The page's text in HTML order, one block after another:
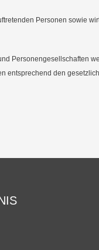
Personen sowie
Personengesellschaften
entsprechend den